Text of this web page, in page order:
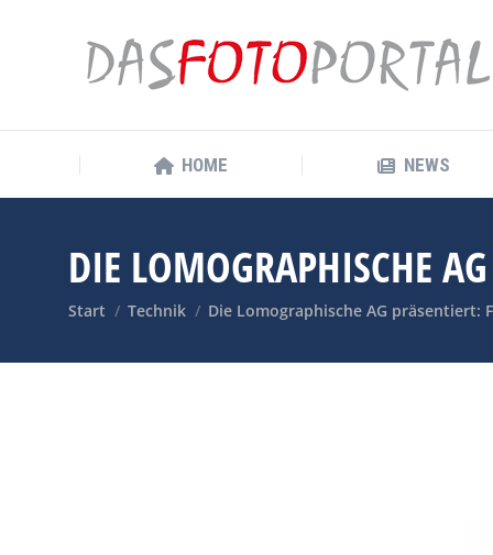
HOME NEWS
DIE LOMOGRAPHISCHE
Sie befinden sich hier:
Start Technik Die Lomographische AG präsentiert:
HOME NEWS